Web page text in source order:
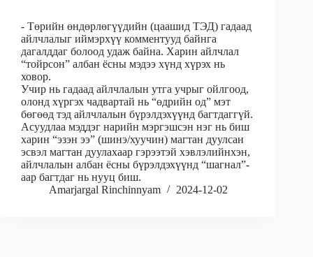
- Төрийн өндөрлөгүүдийн (цаашид ТЭД) гадаад
айлчлалыг иймэрхүү комментууд байнга
дагалддаг болоод удаж байна. Харин айлчлал
“тойрсон” албан ёсны мэдээ хүнд хүрэх нь
ховор.
Учир нь гадаад айлчлалын утга учрыг ойлгоод,
олонд хүргэх чадвартай нь “өдрийн од” мэт
бөгөөд тэд айлчлалын бүрэлдэхүүнд багтдаггүй.
Асуудлаа мэддэг нарийн мэргэшсэн нэг нь биш
харин “эзэн ээ” (шинэ/хуучин) магтан дуулсан
эсвэл магтан дуулахаар гэрээтэй хэвлэлийнхэн,
айлчлалын албан ёсны бүрэлдэхүүнд “шагнал”-
аар багтдаг нь нууц биш.
Amarjargal Rinchinnyam
2024-12-02